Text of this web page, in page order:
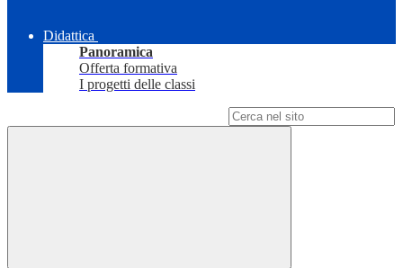
Didattica
Panoramica
Offerta formativa
I progetti delle classi